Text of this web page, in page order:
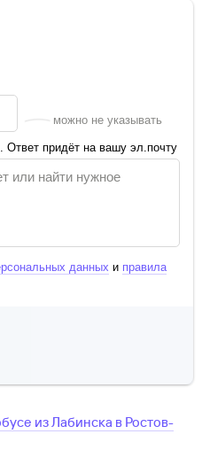
можно не указывать
придёт на вашу эл.почту
данных и правила
изЛабинска в Ростов-